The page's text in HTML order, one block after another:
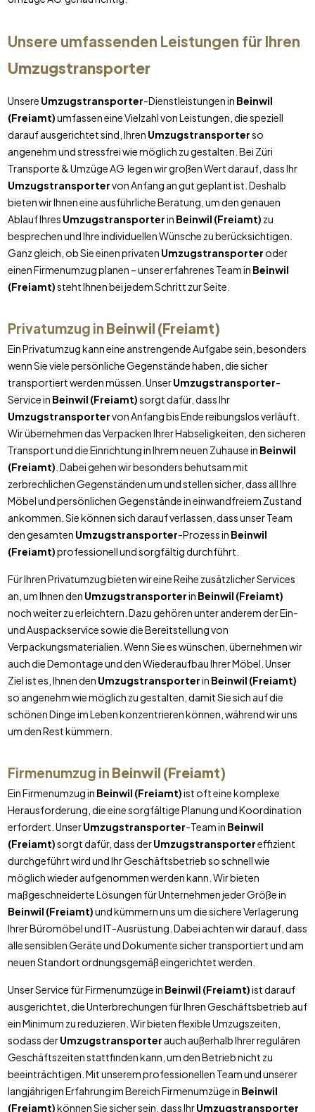
Unsere umfassenden Leistungen für Ihren
Umzugstransporter
Unsere Umzugstransporter-Dienstleistungen in Beinwil
(Freiamt)umfassen eine Vielzahl von Leistungen, die speziell
darauf ausgerichtet sind, Ihren Umzugstransporterso
angenehm und stressfrei wie möglich zu gestalten. Bei Züri
Transporte & Umzüge AG legen wir großen Wert darauf, dass Ihr
Umzugstransportervon Anfang an gut geplant ist. Deshalb
bieten wir Ihnen eine ausführliche Beratung, um den genauen
Ablauf Ihres Umzugstransporterin Beinwil (Freiamt) zu
besprechen und Ihre individuellen Wünsche zu berücksichtigen.
Ganz gleich, ob Sie einen privaten Umzugstransporteroder
einen Firmenumzug planen – unser erfahrenes Team in Beinwil
(Freiamt)steht Ihnen bei jedem Schritt zur Seite.
Privatumzug in Beinwil (Freiamt)
Ein Privatumzug kann eine anstrengende Aufgabe sein, besonders
wenn Sie viele persönliche Gegenstände haben, die sicher
transportiert werden müssen. UnserUmzugstransporter-
Service in Beinwil (Freiamt)sorgt dafür, dass Ihr
Umzugstransportervon Anfang bis Ende reibungslos verläuft.
Wir übernehmen das Verpacken Ihrer Habseligkeiten, den sicheren
Transport und die Einrichtung in Ihrem neuen Zuhause in Beinwil
(Freiamt) . Dabei gehen wir besonders behutsam mit
zerbrechlichen Gegenständen um und stellen sicher, dass all Ihre
Möbel und persönlichen Gegenstände in einwandfreiem Zustand
ankommen. Sie können sich darauf verlassen, dass unser Team
den gesamten Umzugstransporter-Prozess in Beinwil
(Freiamt)professionell und sorgfältig durchführt.
Für Ihren Privatumzug bieten wir eine Reihe zusätzlicher Services
an, um Ihnen den Umzugstransporterin Beinwil (Freiamt)
noch weiter zu erleichtern. Dazu gehören unter anderem der Ein-
und Auspackservice sowie die Bereitstellung von
Verpackungsmaterialien. Wenn Sie es wünschen, übernehmen wir
auch die Demontage und den Wiederaufbau Ihrer Möbel. Unser
Ziel ist es, Ihnen den Umzugstransporterin Beinwil (Freiamt)
so angenehm wie möglich zu gestalten, damit Sie sich auf die
schönen Dinge im Leben konzentrieren können, während wir uns
um den Rest kümmern.
Firmenumzug in Beinwil (Freiamt)
Ein Firmenumzug in Beinwil (Freiamt)ist oft eine komplexe
Herausforderung, die eine sorgfältige Planung und Koordination
erfordert. UnserUmzugstransporter-Team in Beinwil
(Freiamt)sorgt dafür, dass derUmzugstransportereffizient
durchgeführt wird und Ihr Geschäftsbetrieb so schnell wie
möglich wieder aufgenommen werden kann. Wir bieten
maßgeschneiderte Lösungen für Unternehmen jeder Größe in
Beinwil (Freiamt)und kümmern uns um die sichere Verlagerung
Ihrer Büromöbel und IT-Ausrüstung. Dabei achten wir darauf, dass
alle sensiblen Geräte und Dokumente sicher transportiert und am
neuen Standort ordnungsgemäß eingerichtet werden.
Unser Service für Firmenumzüge in Beinwil (Freiamt)ist darauf
ausgerichtet, die Unterbrechungen für Ihren Geschäftsbetrieb auf
ein Minimum zu reduzieren. Wir bieten flexible Umzugszeiten,
sodass derUmzugstransporter auch außerhalb Ihrer regulären
Geschäftszeiten stattfinden kann, um den Betrieb nicht zu
beeinträchtigen. Mit unserem professionellen Team und unserer
langjährigen Erfahrung im Bereich Firmenumzüge in Beinwil
(Freiamt)können Sie sicher sein, dass IhrUmzugstransporter